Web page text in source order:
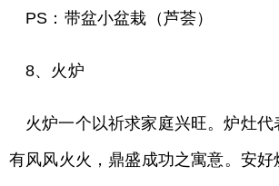
PS：带盆小盆栽（芦荟）
8、火炉
火炉一个以祈求家庭兴旺。炉灶
有风风火火，鼎盛成功之寓意。安好